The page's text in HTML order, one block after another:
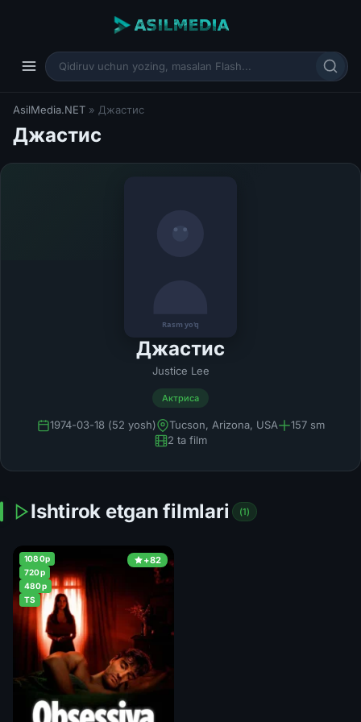
AsilMedia.NET » Джастис
Джастис
Джастис
Justice Lee
Актриса
1974-03-18 (52 yosh) Tucson, Arizona, USA
157 sm
2 ta film
Ishtirok etgan filmlari (1)
+82
1080p
720p
480p
TS